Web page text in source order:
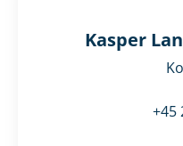
Kasper
+45